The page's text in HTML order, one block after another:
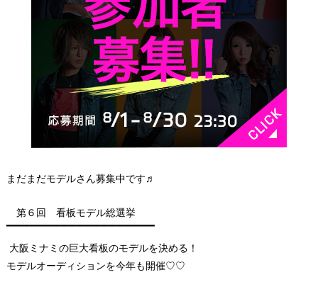
まだまだモデルさん募集中です♬
第６回 看板モデル総選挙
▔▔▔▔▔▔▔▔▔▔▔▔▔▔▔▔▔▔▔
大阪ミナミの巨大看板のモデルを決める！
モデルオーディションを今年も開催♡♡